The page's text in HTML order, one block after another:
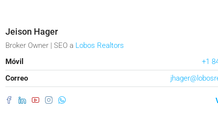
Jeison Hager
Broker Owner | SEO a Lobos Realtors
Móvil
+1
Correo